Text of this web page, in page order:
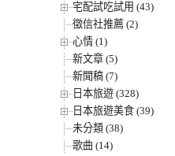
宅配試吃試用 (43)
徵信社推薦 (2)
心情 (1)
新文章 (5)
新聞稿 (7)
日本旅遊 (328)
日本旅遊美食 (39)
未分類 (38)
歌曲 (14)